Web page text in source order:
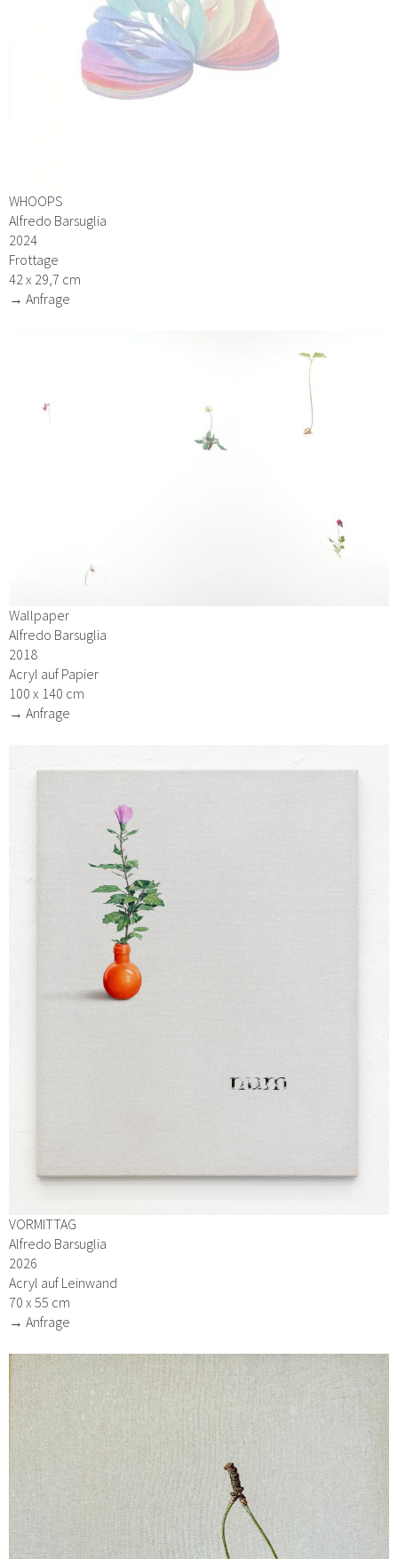
WHOOPS
Alfredo Barsuglia
2024
Frottage
42 x 29,7 cm
→ Anfrage
Wallpaper
Alfredo Barsuglia
2018
Acryl auf Papier
100 x 140 cm
→ Anfrage
VORMITTAG
Alfredo Barsuglia
2026
Acryl auf Leinwand
70 x 55 cm
→ Anfrage